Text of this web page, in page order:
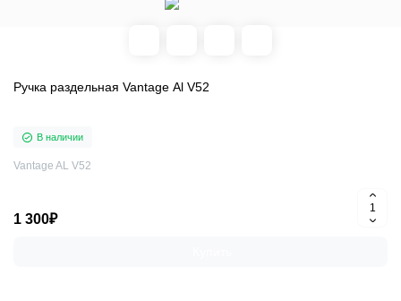
Ручка раздельная Vantage Al V52
В наличии
Vantage AL V52
1 300₽